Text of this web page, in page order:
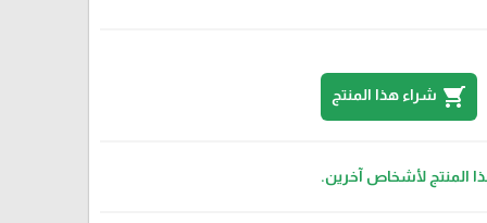
shopping_cart شراء هذا المنتج
المنتج لأشخاص آخرين.